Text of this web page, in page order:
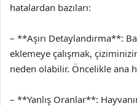
hatalardan bazıları:
– **Aşırı Detaylandırma**:
eklemeye çalışmak,
neden olabilir. Öncelikle ana
– **Yanlış Oranlar**: